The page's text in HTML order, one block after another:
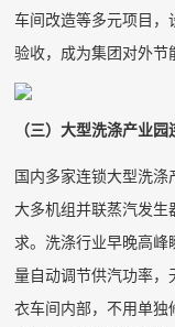
车间改造等多元项目，
验收，成为集团对外节
（三）大型洗涤产业园
国内多家连锁大型洗
大多机组并联蒸汽发生
求。洗涤行业早晚高峰
量自动调节供汽功率，
衣车间内部，不用单